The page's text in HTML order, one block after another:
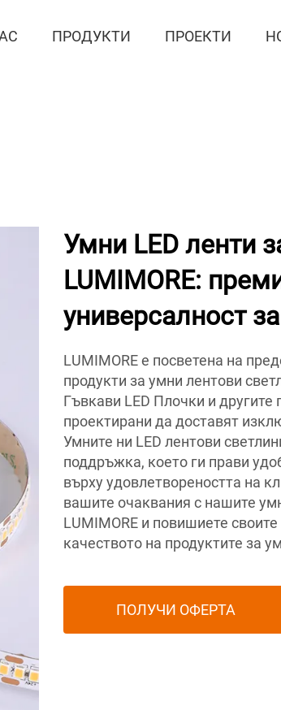
ПРОДУКТИ ПРОЕКТИ
Умни LED ленти
LUMIMORE:
универсалност
LUMIMORE е посветена на
продукти за умни лентови
Гъвкави LED Плочки и другите
проектирани да доставят
Умните ни LED лентови
поддръжка, което ги прави
върху удовлетвореността на
вашите очаквания с нашите
LUMIMORE и повишиете
качеството на продуктите за
ПОЛУЧИ ОФЕРТА